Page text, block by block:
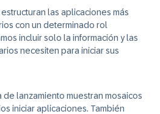
las aplicaciones más
con un determinado rol
incluir solo la información y las
necesiten para iniciar sus
lanzamiento muestran mosaicos
iniciar aplicaciones. También